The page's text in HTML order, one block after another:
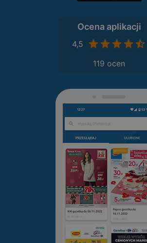
Ocena aplikacji
4,5
119 ocen